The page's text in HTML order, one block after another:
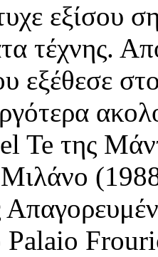
εξίσου
τέχνης.
εξέθεσε
Te της